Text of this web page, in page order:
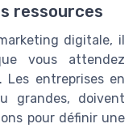
ressources
digitale, il
vous attendez
Les entreprises en
grandes, doivent
pour définir une